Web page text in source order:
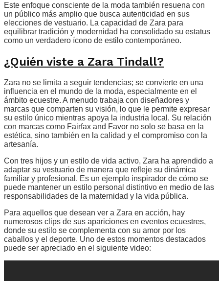
Este enfoque consciente de la moda también resuena con
un público más amplio que busca autenticidad en sus
elecciones de vestuario. La capacidad de Zara para
equilibrar tradición y modernidad ha consolidado su estatus
como un verdadero ícono de estilo contemporáneo.
¿Quién viste a Zara Tindall?
Zara no se limita a seguir tendencias; se convierte en una
influencia en el mundo de la moda, especialmente en el
ámbito ecuestre. A menudo trabaja con diseñadores y
marcas que comparten su visión, lo que le permite expresar
su estilo único mientras apoya la industria local. Su relación
con marcas como Fairfax and Favor no solo se basa en la
estética, sino también en la calidad y el compromiso con la
artesanía.
Con tres hijos y un estilo de vida activo, Zara ha aprendido a
adaptar su vestuario de manera que refleje su dinámica
familiar y profesional. Es un ejemplo inspirador de cómo se
puede mantener un estilo personal distintivo en medio de las
responsabilidades de la maternidad y la vida pública.
Para aquellos que desean ver a Zara en acción, hay
numerosos clips de sus apariciones en eventos ecuestres,
donde su estilo se complementa con su amor por los
caballos y el deporte. Uno de estos momentos destacados
puede ser apreciado en el siguiente video: